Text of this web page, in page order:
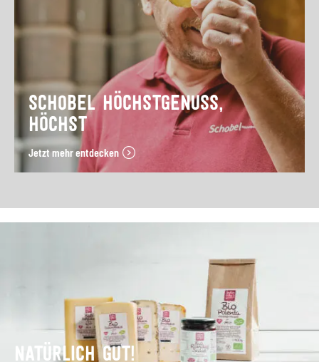
SCHOBEL HÖCHSTGENUSS,
HÖCHST
Jetzt mehr entdecken
NATÜRLICH GUT!